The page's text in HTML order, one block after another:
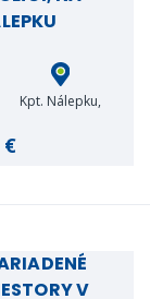
Kpt. Nálepku,
€
V